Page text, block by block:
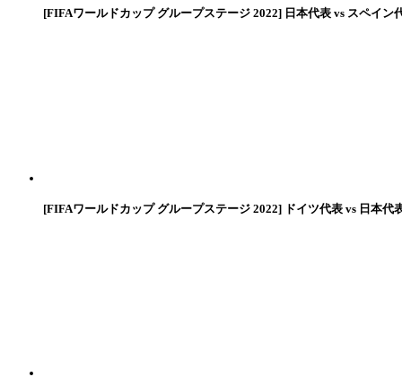
[FIFAワールドカップ グループステージ 2022] 日本代表 vs スペイン
[FIFAワールドカップ グループステージ 2022] ドイツ代表 vs 日本代